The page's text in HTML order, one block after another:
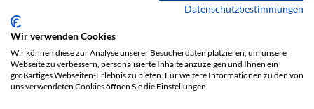
Impression
Protection des données
Datenschutzbestimmungen
Wir verwenden Cookies
Wir können diese zur Analyse unserer Besucherdaten platzieren, um unsere
Webseite zu verbessern, personalisierte Inhalte anzuzeigen und Ihnen ein
großartiges Webseiten-Erlebnis zu bieten. Für weitere Informationen zu den von
uns verwendeten Cookies öffnen Sie die Einstellungen.